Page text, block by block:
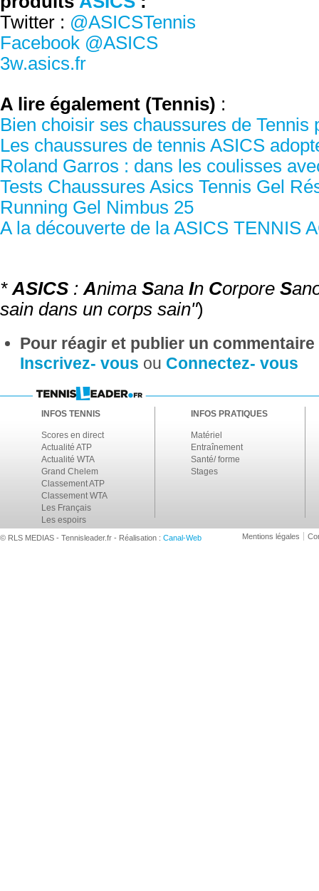
Twitter : @ASICSTennis
Facebook @ASICS
3w.asics.fr
A lire également (Tennis) :
Bien choisir ses chaussures de Tennis
Les chaussures de tennis ASICS
Roland Garros : dans les coulisses
Tests Chaussures Asics Tennis Gel
Running Gel Nimbus 25
A la découverte de la ASICS TENNIS
*ASICS :Anima Sana In Corpore S
sain dans un corps sain")
Pour réagir et publier un
Inscrivez- vous ou Connectez- vous
INFOS TENNIS
Scores en direct
Actualité ATP
Actualité WTA
Grand Chelem
Classement ATP
Classement WTA
Les Français
Les espoirs
INFOS PRATIQUES
Matériel
Entraînement
Santé/ forme
Stages
© RLS MEDIAS - Tennisleader.fr - Réalisation : Canal-Web Mentions légales